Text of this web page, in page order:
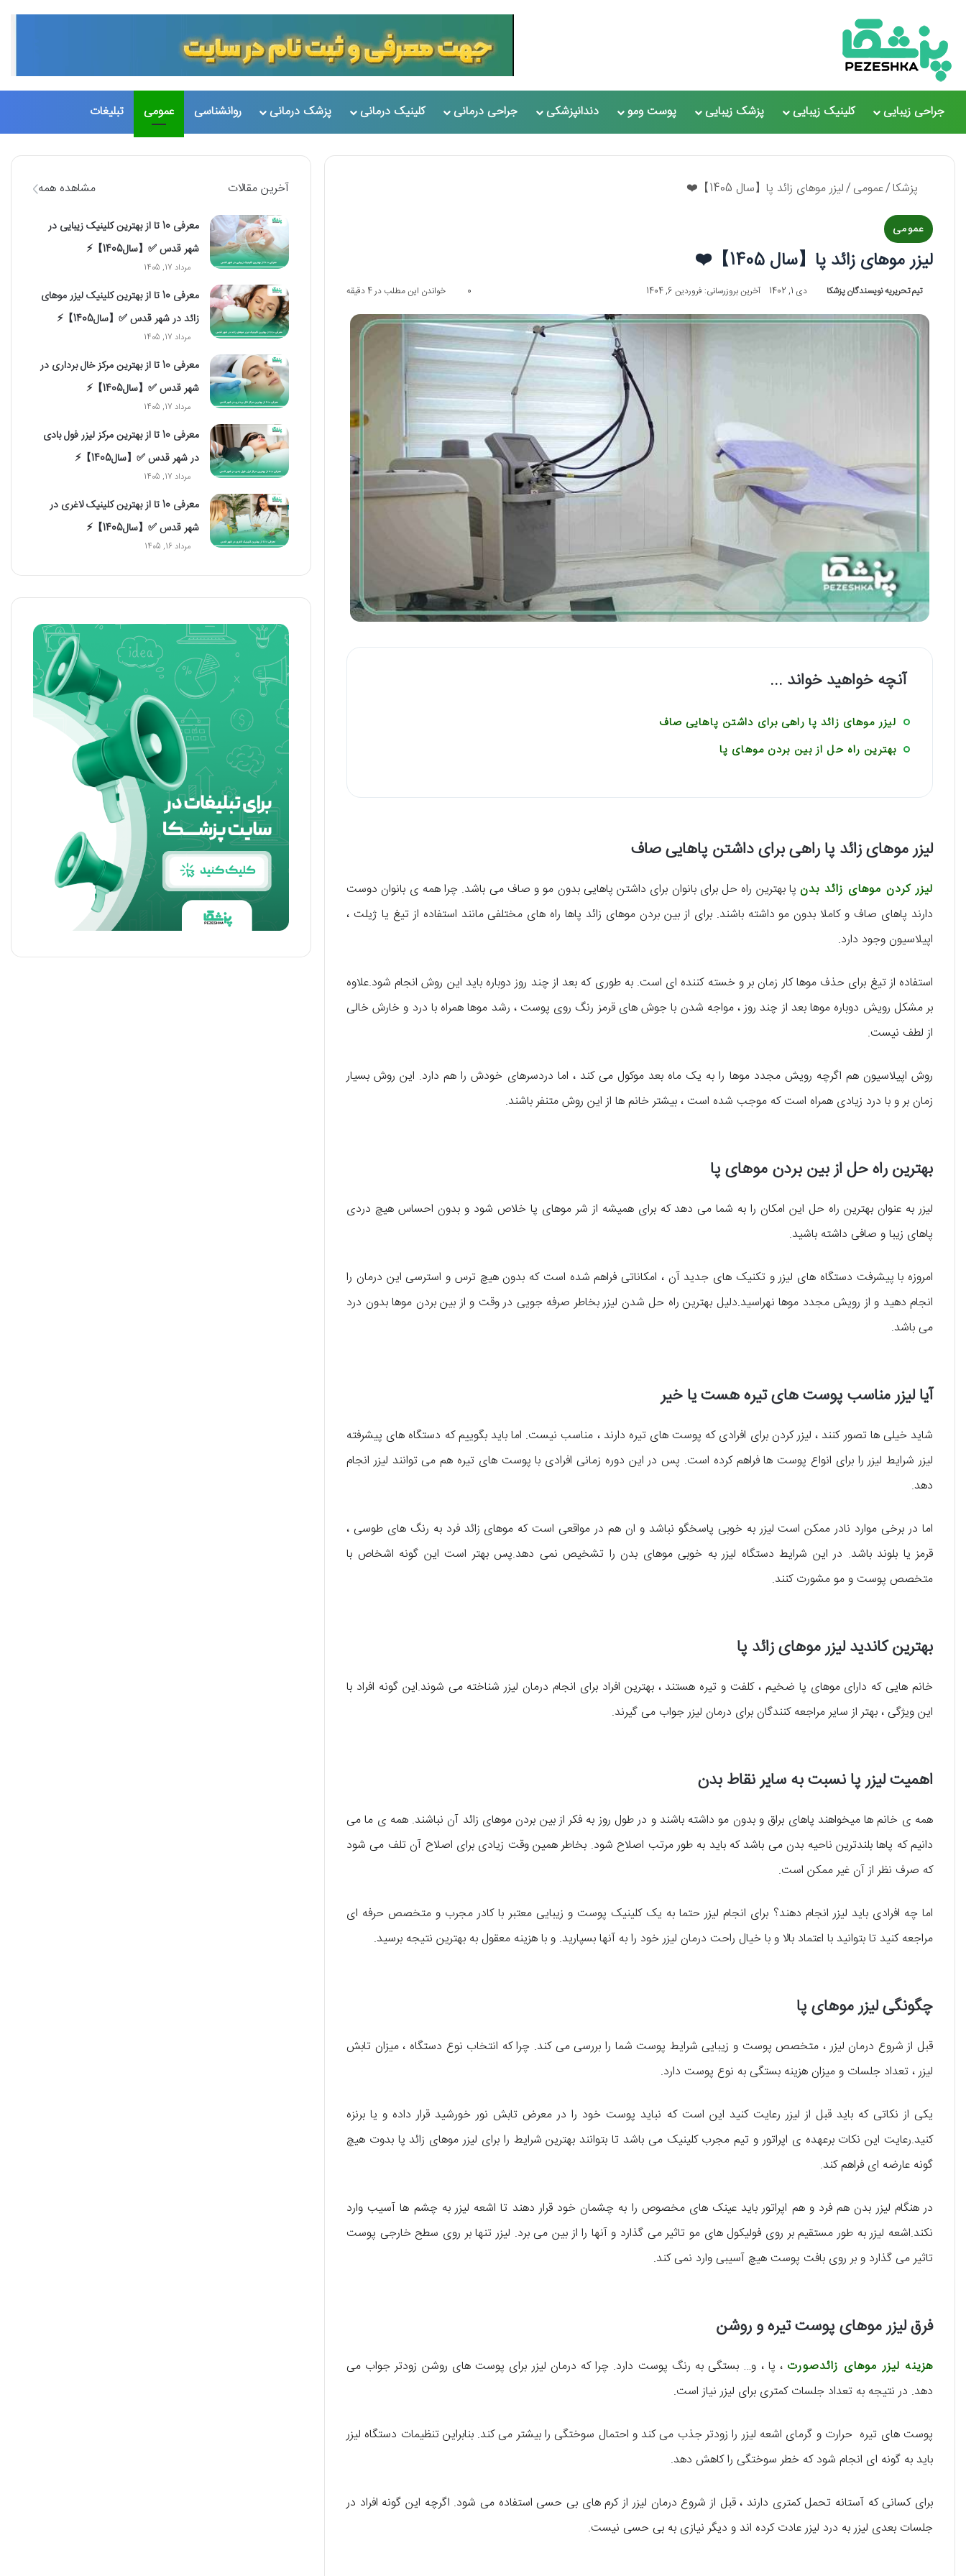
جراحی زیبایی کلینیک زیبایی پزشک زیبایی پوست ومو دندانپزشکی جراحی درمانی کلینیک درمانی پزشک درمانی روانشناسی عمومی تبلیغات
پزشکا/عمومی/لیزر موهای زائد پا【سال 1405】❤️
عمومی
لیزر موهای زائد پا【سال 1405】❤️
تیم تحریریه نویسندگان پزشکا دی 1, 1402 آخرین بروزرسانی: فروردین 6, 1404 0 خواندن این مطلب در 4 دقیقه
آنچه خواهید خواند ...
لیزر موهای زائد پا راهی برای داشتن پاهایی صاف
بهترین راه حل از بین بردن موهای پا
لیزر موهای زائد پا راهی برای داشتن پاهایی صاف
لیزر کردن موهای زائد بدنپا بهترین راه حل برای بانوان برای داشتن پاهایی بدون مو و صاف می باشد. چرا همه ی بانوان دوست
دارند پاهای صاف و کاملا بدون مو داشته باشند. برای از بین بردن موهای زائد پاها راه های مختلفی مانند استفاده از تیغ یا ژیلت ،
اپیلاسیون وجود دارد.
استفاده از تیغ برای حذف موها کار زمان بر و خسته کننده ای است. به طوری که بعد از چند روز دوباره باید این روش انجام شود.علاوه
بر مشکل رویش دوباره موها بعد از چند روز ، مواجه شدن با جوش های قرمز رنگ روی پوست ، رشد موها همراه با درد و خارش خالی
از لطف نیست.
روش اپیلاسیون هم اگرچه رویش مجدد موها را به یک ماه بعد موکول می کند ، اما دردسرهای خودش را هم دارد. این روش بسیار
زمان بر و با درد زیادی همراه است که موجب شده است ، بیشتر خانم ها از این روش متنفر باشند.
بهترین راه حل از بین بردن موهای پا
لیزر به عنوان بهترین راه حل این امکان را به شما می دهد که برای همیشه از شر موهای پا خلاص شود و بدون احساس هیچ دردی
پاهای زیبا و صافی داشته باشید.
امروزه با پیشرفت دستگاه های لیزر و تکنیک های جدید آن ، امکاناتی فراهم شده است که بدون هیچ ترس و استرسی این درمان را
انجام دهید و از رویش مجدد موها نهراسید.دلیل بهترین راه حل شدن لیزر بخاطر صرفه جویی در وقت و از بین بردن موها بدون درد
می باشد.
آیا لیزر مناسب پوست های تیره هست یا خیر
شاید خیلی ها تصور کنند ، لیزر کردن برای افرادی که پوست های تیره دارند ، مناسب نیست. اما باید بگوییم که دستگاه های پیشرفته
لیزر شرایط لیزر را برای انواع پوست ها فراهم کرده است. پس در این دوره زمانی افرادی با پوست های تیره هم می توانند لیزر انجام
دهد.
اما در برخی موارد نادر ممکن است لیزر به خوبی پاسخگو نباشد و ان هم در مواقعی است که موهای زائد فرد به رنگ های طوسی ،
قرمز یا بلوند باشد. در این شرایط دستگاه لیزر به خوبی موهای بدن را تشخیص نمی دهد.پس بهتر است این گونه اشخاص با
متخصص پوست و مو مشورت کنند.
بهترین کاندید لیزر موهای زائد پا
خانم هایی که دارای موهای پا ضخیم ، کلفت و تیره هستند ، بهترین افراد برای انجام درمان لیزر شناخته می شوند.این گونه افراد با
این ویژگی ، بهتر از سایر مراجعه کنندگان برای درمان لیزر جواب می گیرند.
اهمیت لیزر پا نسبت به سایر نقاط بدن
همه ی خانم ها میخواهند پاهای براق و بدون مو داشته باشند و در طول روز به فکر از بین بردن موهای زائد آن نباشند. همه ی ما می
دانیم که پاها بلندترین ناحیه بدن می باشد که باید به طور مرتب اصلاح شود. بخاطر همین وقت زیادی برای اصلاح آن تلف می شود
که صرف نظر از آن غیر ممکن است.
اما چه افرادی باید لیزر انجام دهند؟ برای انجام لیزر حتما به یک کلینیک پوست و زیبایی معتبر با کادر مجرب و متخصص حرفه ای
مراجعه کنید تا بتوانید با اعتماد بالا و با خیال راحت درمان لیزر خود را به آنها بسپارید. و با هزینه معقول به بهترین نتیجه برسید.
چگونگی لیزر موهای پا
قبل از شروع درمان لیزر ، متخصص پوست و زیبایی شرایط پوست شما را بررسی می کند. چرا که انتخاب نوع دستگاه ، میزان تابش
لیزر ، تعداد جلسات و میزان هزینه بستگی به نوع پوست دارد.
یکی از نکاتی که باید قبل از لیزر رعایت کنید این است که نباید پوست خود را در معرض تابش نور خورشید قرار داده و یا برنزه
کنید.رعایت این نکات برعهده ی اپراتور و تیم مجرب کلینیک می باشد تا بتوانند بهترین شرایط را برای لیزر موهای زائد پا بدوت هیچ
گونه عارضه ای فراهم کند.
در هنگام لیزر بدن هم فرد و هم اپراتور باید عینک های مخصوص را به چشمان خود قرار دهند تا اشعه لیزر به چشم ها آسیب وارد
نکند.اشعه لیزر به طور مستقیم بر روی فولیکول های مو تاثیر می گذارد و آنها را از بین می برد. لیزر تنها بر روی سطح خارجی پوست
تاثیر می گذارد و بر روی بافت پوست هیچ آسیبی وارد نمی کند.
فرق لیزر موهای پوست تیره و روشن
هزینه لیزر موهای زائدصورت ، پا ، و… بستگی به رنگ پوست دارد. چرا که درمان لیزر برای پوست های روشن زودتر جواب می
دهد. در نتیجه به تعداد جلسات کمتری برای لیزر نیاز است.
پوست های تیره حرارت و گرمای اشعه لیزر را زودتر جذب می کند و احتمال سوختگی را بیشتر می کند. بنابراین تنظیمات دستگاه لیزر
باید به گونه ای انجام شود که خطر سوختگی را کاهش دهد.
برای کسانی که آستانه تحمل کمتری دارند ، قبل از شروع درمان لیزر از کرم های بی حسی استفاده می شود. اگرچه این گونه افراد در
جلسات بعدی لیزر به درد لیزر عادت کرده اند و دیگر نیازی به بی حسی نیست.
آخرین مقالات مشاهده همه
معرفی 10 تا از بهترین کلینیک زیبایی در
شهر قدس ✅【سال1405】⚡️
مرداد 17, 1405
معرفی 10 تا از بهترین کلینیک لیزر موهای
زائد در شهر قدس ✅【سال1405】⚡️
مرداد 17, 1405
معرفی 10 تا از بهترین مرکز خال برداری در
شهر قدس ✅【سال1405】⚡️
مرداد 17, 1405
معرفی 10 تا از بهترین مرکز لیزر فول بادی
در شهر قدس ✅【سال1405】⚡️
مرداد 17, 1405
معرفی 10 تا از بهترین کلینیک لاغری در
شهر قدس ✅【سال1405】⚡️
مرداد 16, 1405